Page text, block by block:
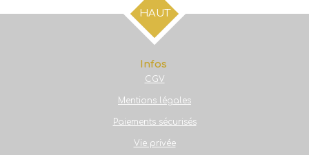
e
e
e
e
HAUT
Infos
CGV
Mentions légales
Paiements sécurisés
Vie privée